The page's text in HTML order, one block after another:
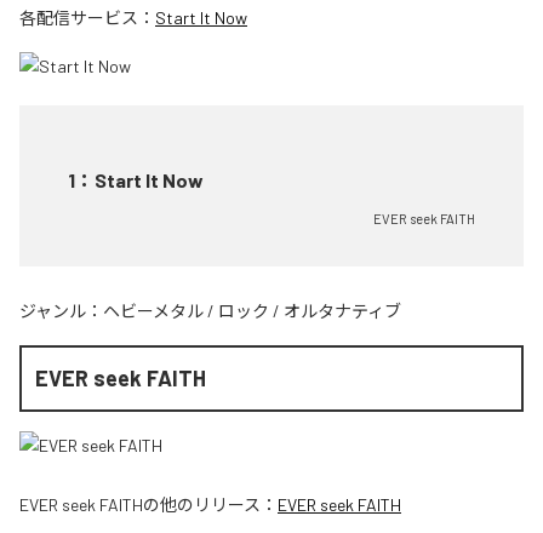
各配信サービス： Start It Now
1 ： Start It Now
EVER seek FAITH
ジャンル： ヘビーメタル / ロック / オルタナティブ
EVER seek FAITH
EVER seek FAITHの他のリリース： EVER seek FAITH